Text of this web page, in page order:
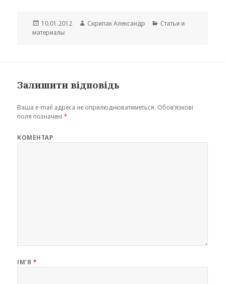
Опубліковано
10.01.2012 Автор
Скрипак Александр Категорії
Cтатьи и
материалы
Залишити відповідь
Ваша e-mail адреса не оприлюднюватиметься. Обов’язкові
поля позначені*
КОМЕНТАР
ІМ'Я *